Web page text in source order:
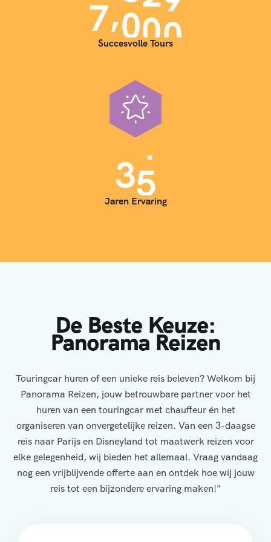
7,000
Succesvolle Tours
1
2
3
0
3
4
5
Jaren Ervaring
De Beste Keuze:
Panorama Reizen
Touringcar huren of een unieke reis beleven? Welkom bij
Panorama Reizen, jouw betrouwbare partner voor het
huren van een touringcar met chauffeur én het
organiseren van onvergetelijke reizen. Van een 3-daagse
reis naar Parijs en Disneyland tot maatwerk reizen voor
elke gelegenheid, wij bieden het allemaal. Vraag vandaag
nog een vrijblijvende offerte aan en ontdek hoe wij jouw
reis tot een bijzondere ervaring maken!"